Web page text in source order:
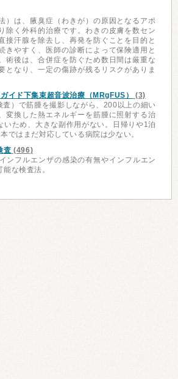
）は、腋臭症（わきが）の原因となるアポ
除く外科的治療です。わきの皮膚を数セン
接汗腺を除去し、再発を防ぐことを目的と
きやすく、医師の診断によって保険適用と
術後は、合併症を防ぐため数日間は厳重な
となり、一定の傷跡が残るリスクがありま
イド下集束超音波治療（MRgFUS）
(3)
査）で筋腫を撮影しながら、200以上の細い
変換した熱エネルギーを筋腫に照射する治
いため、大きな副作用がない。日帰りや1泊
ではまだ対応している病院は少ない。
査 (496)
ンフルエンザの感染の有無やインフルエン
な検査法。